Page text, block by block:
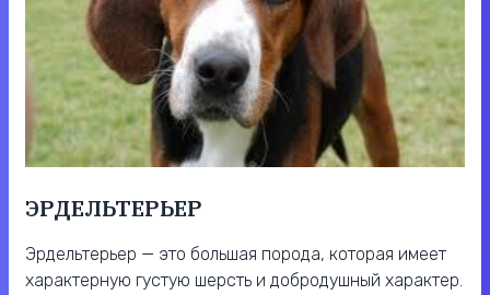
ЭРДЕЛЬТЕРЬЕР
Эрдельтерьер — это большая порода, которая имеет
характерную густую шерсть и добродушный характер.